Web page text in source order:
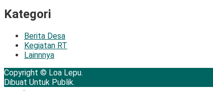
Kategori
Berita Desa
Kegiatan RT
Lainnnya
Copyright © Loa Lepu.
Dibuat Untuk Publik.